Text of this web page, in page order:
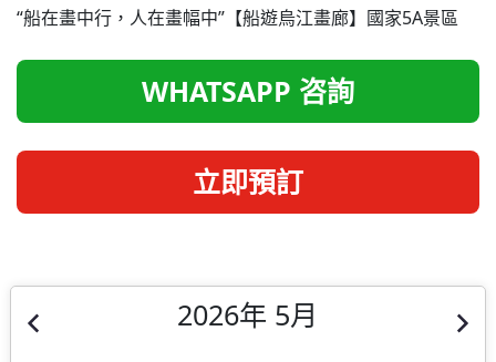
“船在畫中行，人在畫幅中”【船遊烏江畫廊】國家5A景區
WHATSAPP 咨詢
立即預訂
2026年 5月